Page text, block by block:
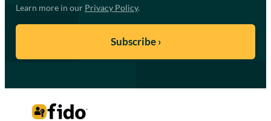
Learn more in our Privacy Policy.